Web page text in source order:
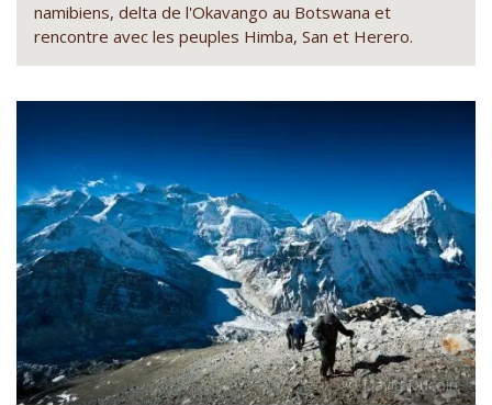
namibiens, delta de l'Okavango au Botswana et
rencontre avec les peuples Himba, San et Herero.